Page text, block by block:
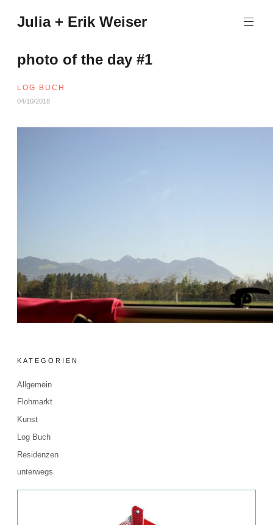
Inhalt
Julia + Erik Weiser
photo of the day #1
LOG BUCH
04/10/2018
KATEGORIEN
Allgemein
Flohmarkt
Kunst
Log Buch
Residenzen
unterwegs